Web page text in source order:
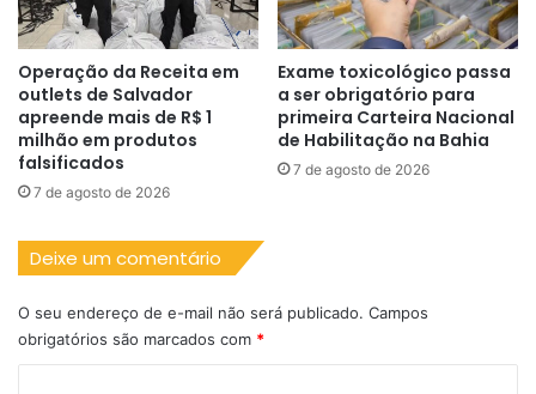
Operação da Receita em
outlets de Salvador
apreende mais de R$ 1
milhão em produtos
falsificados
7 de agosto de 2026
Exame toxicológico passa
a ser obrigatório para
primeira Carteira Nacional
de Habilitação na Bahia
7 de agosto de 2026
Deixe um comentário
O seu endereço de e-mail não será publicado. Campos
obrigatórios são marcados com *